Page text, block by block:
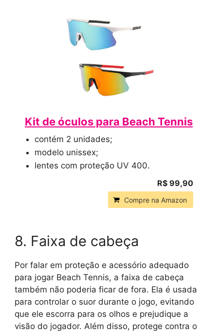
Kit de óculos para Beach Tennis
contém 2 unidades;
modelo unissex;
lentes com proteção UV 400.
R$ 99,90
Compre na Amazon
8. Faixa de cabeça
Por falar em proteção e acessório adequado
para jogar Beach Tennis, a faixa de cabeça
também não poderia ficar de fora. Ela é usada
para controlar o suor durante o jogo, evitando
que ele escorra para os olhos e prejudique a
visão do jogador. Além disso, protege contra o